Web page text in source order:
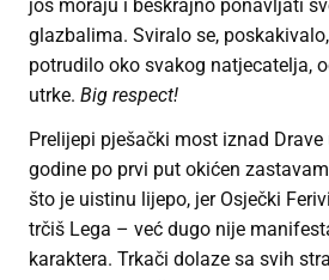
još moraju i beskrajno ponavljati
glazbalima. Sviralo se,
potrudilo oko svakog natjecatelja,
utrke. Big respect!
Prelijepi pješački most iznad Drave
godine po prvi put okićen
što je uistinu lijepo, jer Osječki
trčiš Lega – već dugo nije
karaktera. Trkači dolaze sa svih